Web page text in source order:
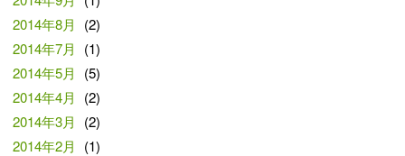
2014年8月
(2)
2014年7月
(1)
2014年5月
(5)
2014年4月
(2)
2014年3月
(2)
2014年2月
(1)